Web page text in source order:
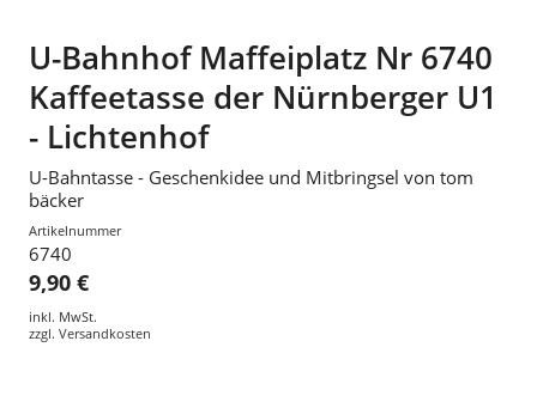
U-Bahnhof Maffeiplatz Nr 6740
Kaffeetasse der Nürnberger U1
- Lichtenhof
U-Bahntasse - Geschenkidee und Mitbringsel von tom
bäcker
Artikelnummer
6740
9,90 €
inkl. MwSt.
zzgl. Versandkosten